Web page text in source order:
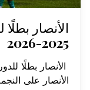
الأنصار
2025-2026
الأنصار على النجمة 2-1، في الجولة